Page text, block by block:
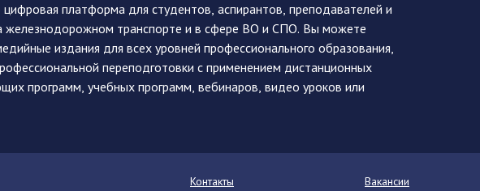
платформа для студентов, аспирантов, преподавателей и
железнодорожном транспорте и в сфере ВО и СПО. Вы можете
издания для всех уровней профессионального образования,
переподготовки с применением дистанционных
программ, учебных программ, вебинаров, видео уроков или
Контакты Вакансии